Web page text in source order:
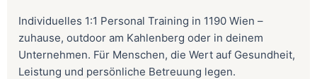
Individuelles 1:1 Personal Training in 1190 Wien –
zuhause, outdoor am Kahlenberg oder in deinem
Unternehmen. Für Menschen, die Wert auf Gesundheit,
Leistung und persönliche Betreuung legen.